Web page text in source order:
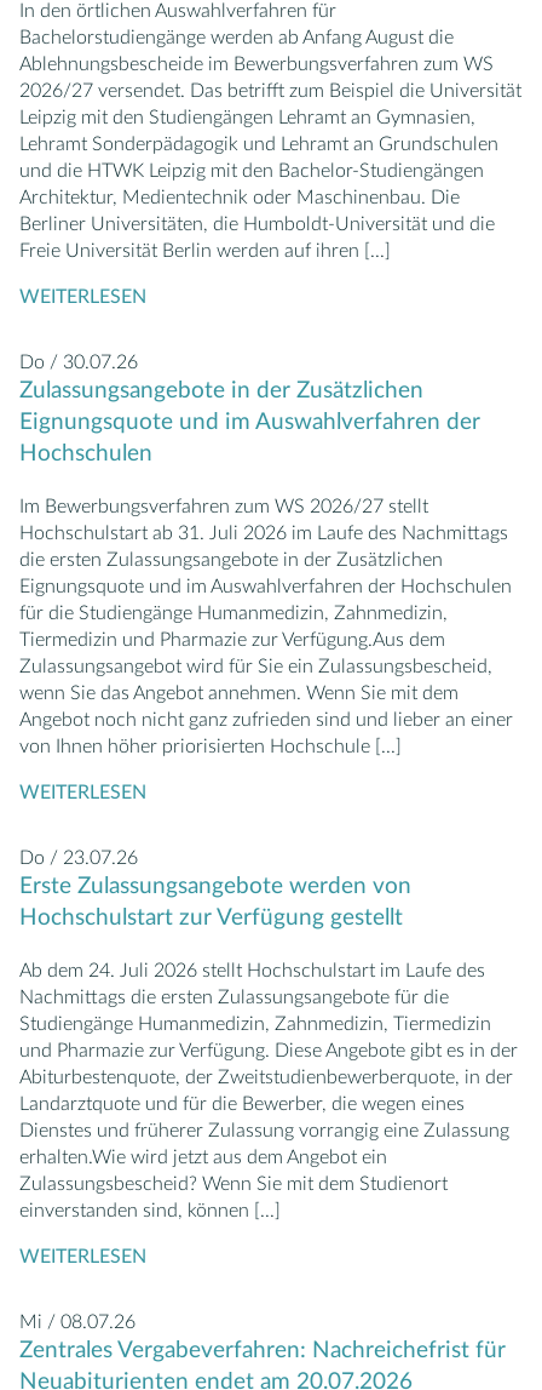
In den örtlichen Auswahlverfahren für
Bachelorstudiengänge werden ab Anfang August die
Ablehnungsbescheide im Bewerbungsverfahren zum WS
2026/27 versendet. Das betrifft zum Beispiel die Universität
Leipzig mit den Studiengängen Lehramt an Gymnasien,
Lehramt Sonderpädagogik und Lehramt an Grundschulen
und die HTWK Leipzig mit den Bachelor-Studiengängen
Architektur, Medientechnik oder Maschinenbau. Die
Berliner Universitäten, die Humboldt-Universität und die
Freie Universität Berlin werden auf ihren [...]
WEITERLESEN
Do / 30.07.26
Zulassungsangebote in der Zusätzlichen
Eignungsquote und im Auswahlverfahren der
Hochschulen
Im Bewerbungsverfahren zum WS 2026/27 stellt
Hochschulstart ab 31. Juli 2026 im Laufe des Nachmittags
die ersten Zulassungsangebote in der Zusätzlichen
Eignungsquote und im Auswahlverfahren der Hochschulen
für die Studiengänge Humanmedizin, Zahnmedizin,
Tiermedizin und Pharmazie zur Verfügung.Aus dem
Zulassungsangebot wird für Sie ein Zulassungsbescheid,
wenn Sie das Angebot annehmen. Wenn Sie mit dem
Angebot noch nicht ganz zufrieden sind und lieber an einer
von Ihnen höher priorisierten Hochschule [...]
WEITERLESEN
Do / 23.07.26
Erste Zulassungsangebote werden von
Hochschulstart zur Verfügung gestellt
Ab dem 24. Juli 2026 stellt Hochschulstart im Laufe des
Nachmittags die ersten Zulassungsangebote für die
Studiengänge Humanmedizin, Zahnmedizin, Tiermedizin
und Pharmazie zur Verfügung. Diese Angebote gibt es in der
Abiturbestenquote, der Zweitstudienbewerberquote, in der
Landarztquote und für die Bewerber, die wegen eines
Dienstes und früherer Zulassung vorrangig eine Zulassung
erhalten.Wie wird jetzt aus dem Angebot ein
Zulassungsbescheid? Wenn Sie mit dem Studienort
einverstanden sind, können [...]
WEITERLESEN
Mi / 08.07.26
Zentrales Vergabeverfahren: Nachreichefrist für
Neuabiturienten endet am 20.07.2026